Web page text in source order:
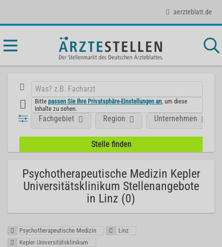
aerzteblatt.de
Bittepassen Sie Ihre Privatsphäre-Einstellungen an , um diese
Inhalte zu sehen.
Fachgebiet Region Unternehmen
Psychotherapeutische Medizin Kepler
Universitätsklinikum Stellenangebote
in Linz (0)
Psychotherapeutische Medizin
Linz
Kepler Universitätsklinikum